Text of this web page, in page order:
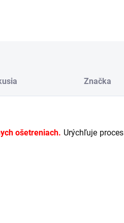
Značka
ošetreniach. Urýchľuje proces